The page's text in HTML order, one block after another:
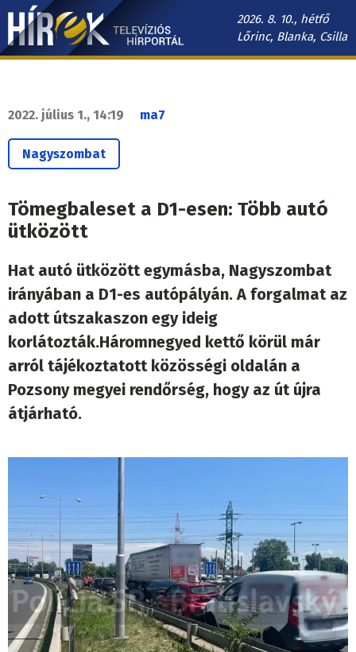
Ugrás
tartalomra
2026. 8. 10., hétfő
Lőrinc, Blanka, Csilla
Hírek.sk
navigáció
2022. július 1., 14:19 ma7
Nagyszombat
Tömegbaleset a D1-esen: Több autó
ütközött
Hat autó ütközött egymásba, Nagyszombat
irányában a D1-es autópályán. A forgalmat az
adott útszakaszon egy ideig
korlátozták.Háromnegyed kettő körül már
arról tájékoztatott közösségi oldalán a
Pozsony megyei rendőrség, hogy az út újra
átjárható.